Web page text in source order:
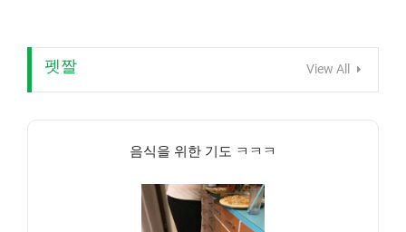
펫짤 View All
음식을 위한 기도 ㅋㅋㅋ